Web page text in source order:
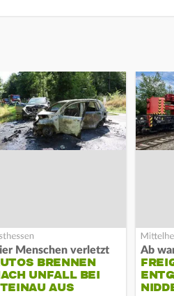
Menschen verletzt
BRENNEN
UNFALL BEI
AUS